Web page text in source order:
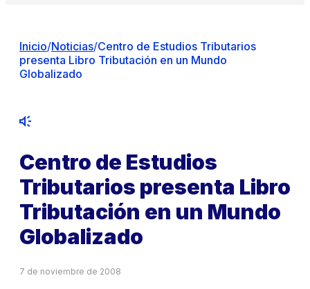
Inicio/Noticias/Centro de Estudios Tributarios
presenta Libro Tributación en un Mundo
Globalizado
Centro de Estudios
Tributarios presenta Libro
Tributación en un Mundo
Globalizado
7 de noviembre de 2008